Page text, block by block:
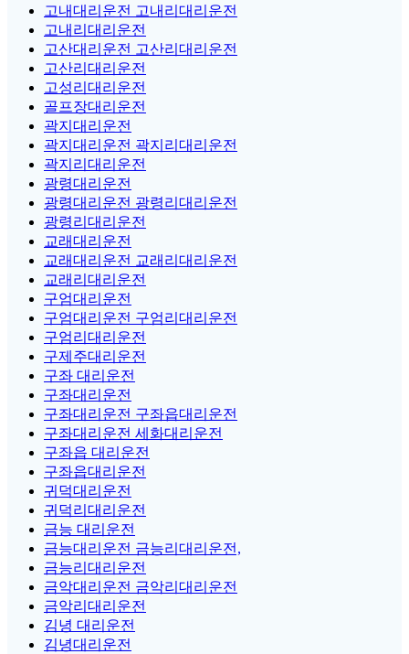
고내대리운전 고내리대리운전
고내리대리운전
고산대리운전 고산리대리운전
고산리대리운전
고성리대리운전
골프장대리운전
곽지대리운전
곽지대리운전 곽지리대리운전
곽지리대리운전
광령대리운전
광령대리운전 광령리대리운전
광령리대리운전
교래대리운전
교래대리운전 교래리대리운전
교래리대리운전
구엄대리운전
구엄대리운전 구엄리대리운전
구엄리대리운전
구제주대리운전
구좌 대리운전
구좌대리운전
구좌대리운전 구좌읍대리운전
구좌대리운전 세화대리운전
구좌읍 대리운전
구좌읍대리운전
귀덕대리운전
귀덕리대리운전
금능 대리운전
금능대리운전 금능리대리운전,
금능리대리운전
금악대리운전 금악리대리운전
금악리대리운전
김녕 대리운전
김녕대리운전